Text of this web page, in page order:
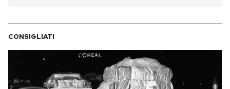
CONSIGLIATI